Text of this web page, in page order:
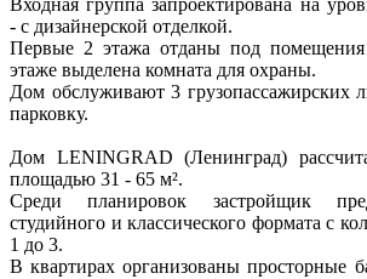
- с дизайнерской отделкой.
Первые 2 этажа отданы под
этаже выделена комната для охраны.
Дом обслуживают 3 грузопассажирских
парковку.
Дом LENINGRAD (Ленинград)
площадью 31 - 65 м².
Среди планировок застройщик
студийного и классического формата с
1 до 3.
В квартирах организованы просторные